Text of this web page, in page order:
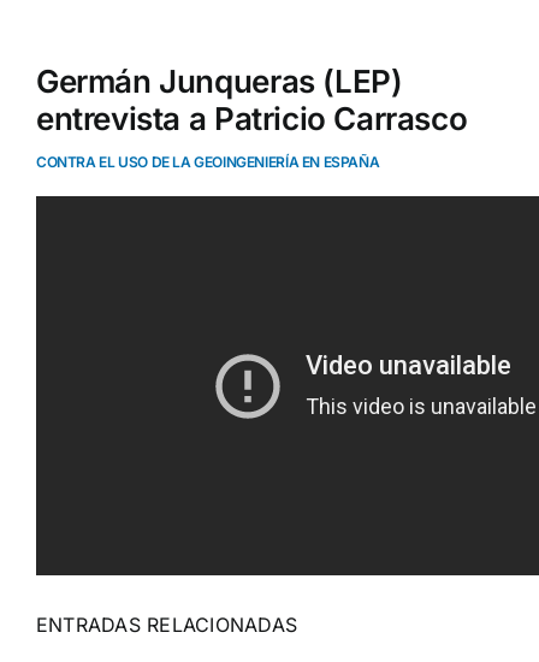
Germán Junqueras (LEP)
entrevista a Patricio Carrasco
CONTRA EL USO DE LA GEOINGENIERÍA EN ESPAÑA
ENTRADAS RELACIONADAS